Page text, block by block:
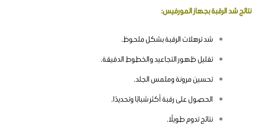
نتائج شد الرقبة بجهاز المورفيس:
شد ترهلات الرقبة بشكل ملحوظ.
تقليل ظهور التجاعيد والخطوط الدقيقة.
تحسين مرونة وملمس الجلد.
الحصول على رقبة أكثر شبابًا وتحديدًا.
نتائج تدوم طويلًا.